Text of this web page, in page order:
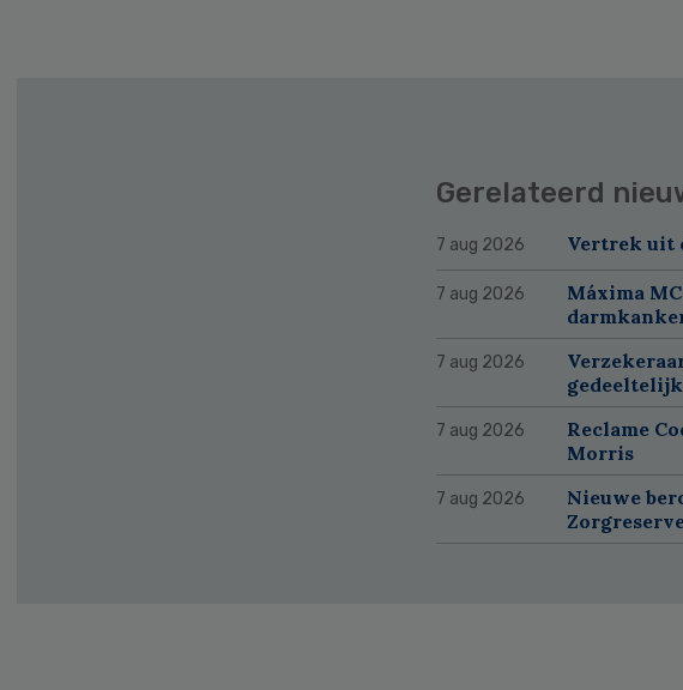
Gerelateerd
7 aug 2026 Vertrek uit
7 aug 2026
Máxima
7 aug 2026
7 aug 2026
Reclame
Morris
7 aug 2026
Nieuwe